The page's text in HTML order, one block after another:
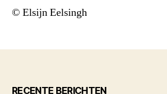
© Elsijn Eelsingh
RECENTE BERICHTEN